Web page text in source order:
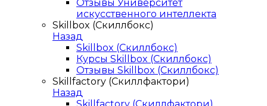
Отзывы Университет
искусственного интеллекта
Skillbox (Скиллбокс)
Назад
Skillbox (Скиллбокс)
Курсы Skillbox (Скиллбокс)
Отзывы Skillbox (Скиллбокс)
Skillfactory (Скиллфактори)
Назад